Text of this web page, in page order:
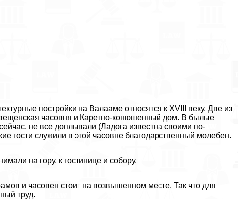
постройки на Валааме относятся к XVIII веку. Две из
часовня и Каретно-конюшенный дом. В былые
не все доплывали (Ладога известна своими по-
гости служили в этой часовне благодарственный молебен.
на гору, к гостинице и собору.
и часовен стоит на возвышенном месте. Так что для
труд.